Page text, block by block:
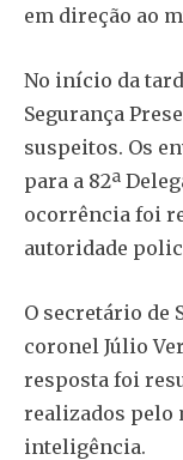
em direção ao
No início da
Segurança
suspeitos. Os
para a 82ª
ocorrência foi
autoridade
O secretário de
coronel Júlio
resposta foi
realizados pelo
inteligência.